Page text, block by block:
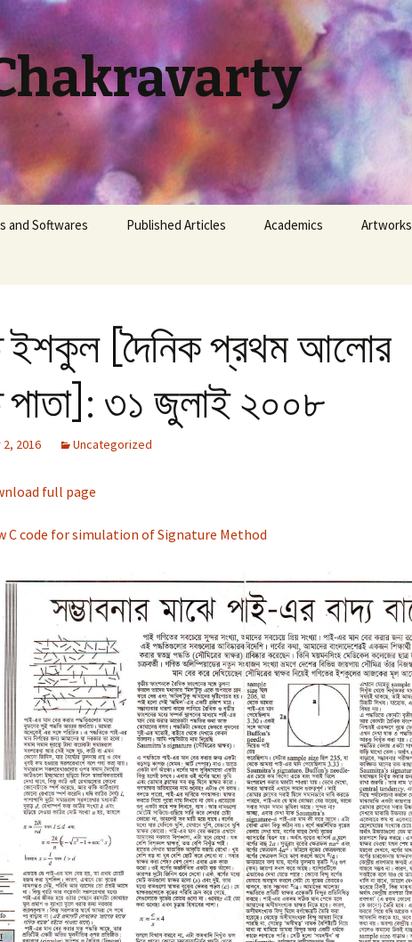
Golpe
|
Tumi
|
পপুলেশন
|
Theory
যখন
o
:
|
and Softwares
Mutation
Competition
Selection
Calculator: Govt.
of Bangladesh
Number Checker
of the
Value vs. Trial
of the
of e by Shuffling
toss and DNA
Simulation to
Heads and Tails
Published Articles Academics
BSMMU)
Cytopathology Cases
Artworks
ইশকুল [দৈনিক প্রথম আলোর
পাতা]: ৩১ জুলাই ২০০৮
2016 Uncategorized
full page
C code for simulation of Signature Method